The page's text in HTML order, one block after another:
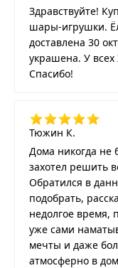
Здравствуйте!
шары-игрушки.
доставлена 30
украшена. У всех
Спасибо!
Тюжин К.
Дома никогда не
захотел решить
Обратился в
подобрать,
недолгое время,
уже сами
мечты и даже
атмосферно в